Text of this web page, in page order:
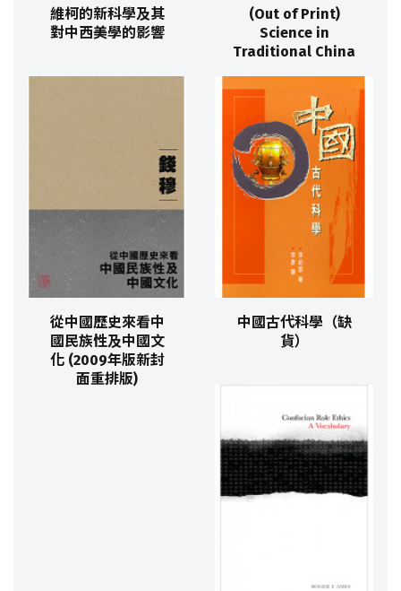
維柯的新科學及其
對中西美學的影響
(Out of Print)
Science in
Traditional China
從中國歷史來看中
國民族性及中國文
化 (2009年版新封
面重排版)
中國古代科學（缺
貨）